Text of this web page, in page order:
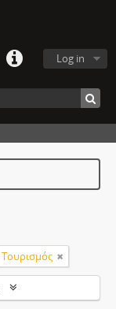
Log in
Τουρισμός